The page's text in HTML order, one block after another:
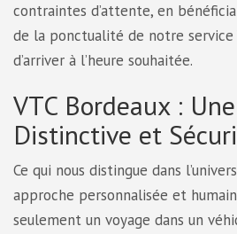
contraintes d’attente, en
de la ponctualité de notre
d’arriver à l’heure souhaitée.
VTC Bordeaux :
Distinctive et
Ce qui nous distingue dans
approche personnalisée et
seulement un voyage dans un